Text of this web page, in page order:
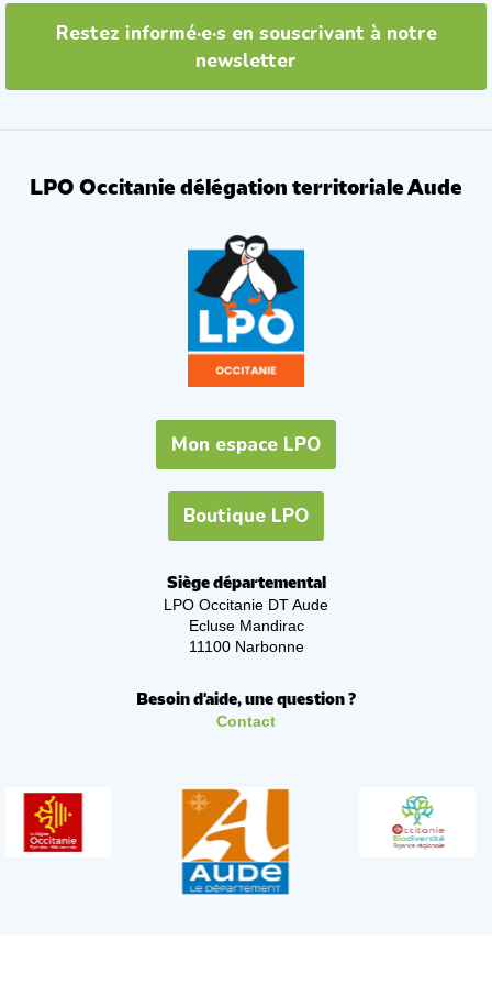
Restez informé·e·s en souscrivant à notre
newsletter
LPO Occitanie délégation territoriale Aude
Mon espace LPO
Boutique LPO
Siège départemental
LPO Occitanie DT Aude
Ecluse Mandirac
11100 Narbonne
Besoin d'aide, une question ?
Contact